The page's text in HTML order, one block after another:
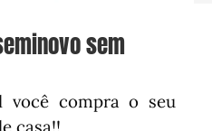
sem
você compra o seu
casa!!